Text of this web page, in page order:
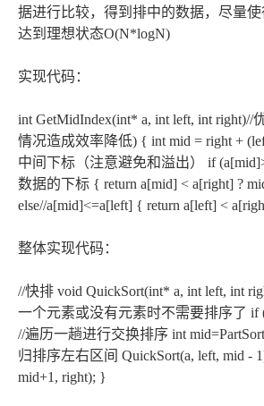
据进行比较，得到排中的数据，尽量
达到理想状态O(N*logN)
实现代码：
int GetMidIndex(int* a, int left, int right)//
情况造成效率降低) { int mid = right +
中间下标（注意避免和溢出） if
数据的下标 { return a[mid] < a[right] ?
else//a[mid]<=a[left] { return a[left] <
整体实现代码：
//快排 void QuickSort(int* a, int left, int
一个元素或没有元素时不需要排序了 if
//遍历一趟进行交换排序 int
归排序左右区间 QuickSort(a, left, mid -
mid+1, right); }